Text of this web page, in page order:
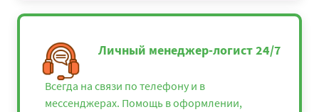
Личный менеджер-логист 24/7
Всегда на связи по телефону и в
мессенджерах. Помощь в оформлении,